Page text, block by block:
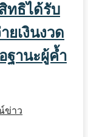
ทธิได้รับ
ยเงินงวด
ฐานะผู้ค้ำ
ข่าว